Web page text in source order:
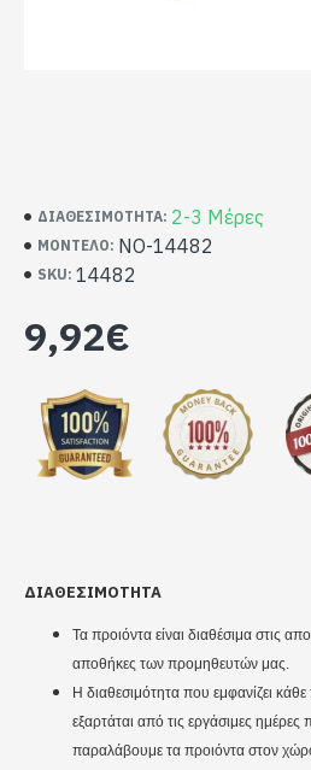
ΔΙΑΘΕΣΙΜΌΤΗΤΑ: 2-3 Μέρες
ΜΟΝΤΈΛΟ: NO-14482
SKU: 14482
9,92€
ΔΙΑΘΕΣΙΜΟΤΗΤΑ
Τα προιόντα είναι διαθέσιμα στις
αποθήκες των προμηθευτών μας.
Η διαθεσιμότητα που εμφανίζει
εξαρτάται από τις εργάσιμες ημέρες
παραλάβουμε τα προιόντα στον